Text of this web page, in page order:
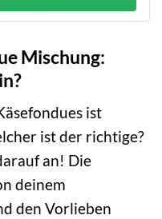
Mischung:
ist
ist der richtige?
an! Die
deinem
den Vorlieben